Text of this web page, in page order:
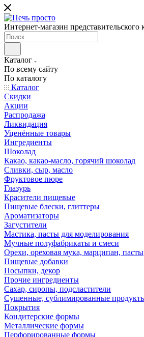
Интернет-магазин представительского
Каталог
По всему сайту
По каталогу
Каталог
Скидки
Акции
Распродажа
Ликвидация
Уценённые товары
Ингредиенты
Шоколад
Какао, какао-масло, горячий шоколад
Сливки, сыр, масло
Фруктовое пюре
Глазурь
Красители пищевые
Пищевые блески, глиттеры
Ароматизаторы
Загустители
Мастика, пасты для моделирования
Мучные полуфабрикаты и смеси
Орехи, ореховая мука, марципан, пасты
Пищевые добавки
Посыпки, декор
Прочие ингредиенты
Сахар, сиропы, подсластители
Сушенные, сублимированные
Покрытия
Кондитерские формы
Металлические формы
Перфорированные формы